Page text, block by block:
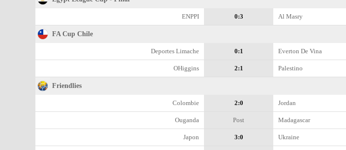
ENPPI 0:3 Al Masry
FA Cup Chile
Deportes Limache 0:1 Everton De Vina
OHiggins 2:1 Palestino
Friendlies
Colombie 2:0 Jordan
Ouganda Post Madagascar
Japon 3:0 Ukraine